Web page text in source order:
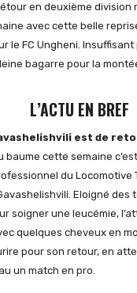
en deuxième division
avec cette belle
le FC Ungheni.
bagarre pour la
L’ACTU EN BREF
est de
baume cette semaine
du Locomotive
Eloigné des
soigner une leucémie,
quelques cheveux en
pour son retour, en
un match en pro.